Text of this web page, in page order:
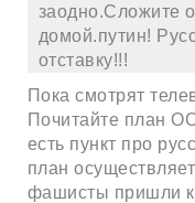
заодно.Сложите
домой.путин!
отставку!!!
Пока смотрят
Почитайте план
есть пункт про
план
фашисты пришли к